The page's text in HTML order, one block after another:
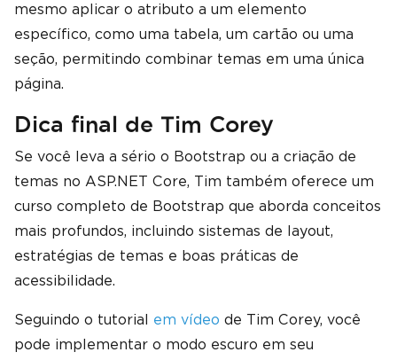
mesmo aplicar o atributo a um elemento
específico, como uma tabela, um cartão ou uma
seção, permitindo combinar temas em uma única
página.
Dica final de Tim Corey
Se você leva a sério o Bootstrap ou a criação de
temas no ASP.NET Core, Tim também oferece um
curso completo de Bootstrap que aborda conceitos
mais profundos, incluindo sistemas de layout,
estratégias de temas e boas práticas de
acessibilidade.
Seguindo o tutorial em vídeo de Tim Corey, você
pode implementar o modo escuro em seu